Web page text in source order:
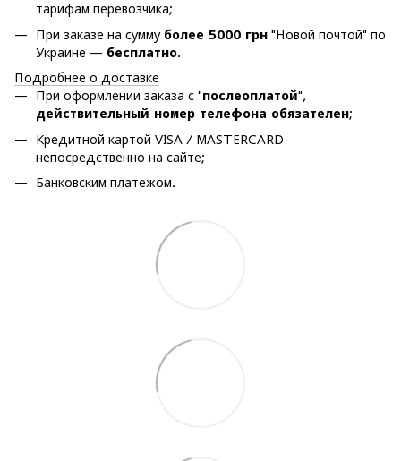
тарифам перевозчика;
При заказе на сумму более 5000 грн "Новой почтой" по
Украине — бесплатно.
Подробнее о доставке
При оформлении заказа с "послеоплатой",
действительный номер телефона обязателен;
Кредитной картой VISA / MASTERCARD
непосредственно на сайте;
Банковским платежом.